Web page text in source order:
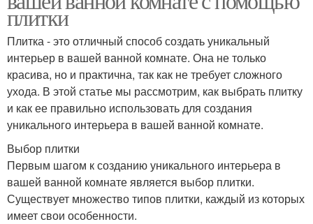
плитки
Плитка - это отличный способ создать уникальный
интерьер в вашей ванной комнате. Она не только
красива, но и практична, так как не требует сложного
ухода. В этой статье мы рассмотрим, как выбрать плитку
и как ее правильно использовать для создания
уникального интерьера в вашей ванной комнате.
Выбор плитки
Первым шагом к созданию уникального интерьера в
вашей ванной комнате является выбор плитки.
Существует множество типов плитки, каждый из которых
имеет свои особенности.